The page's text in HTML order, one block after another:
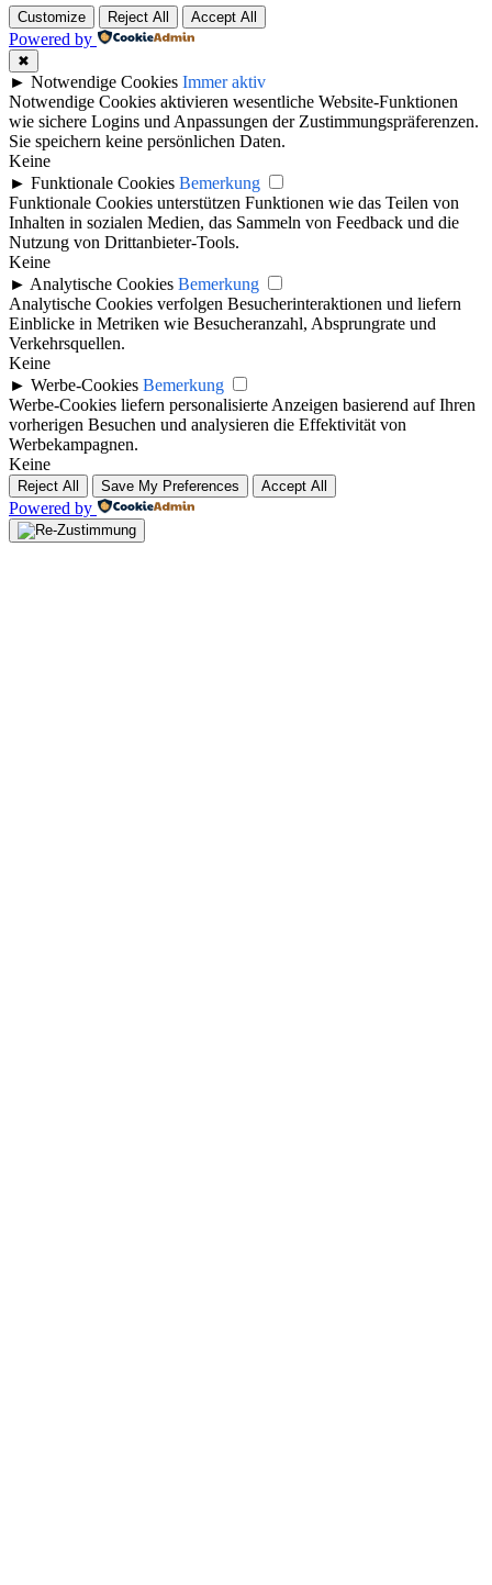
Customize Reject All Accept All
Powered by
✖
► Notwendige Cookies Immer aktiv
Notwendige Cookies aktivieren wesentliche Website-Funktionen
wie sichere Logins und Anpassungen der Zustimmungspräferenzen.
Sie speichern keine persönlichen Daten.
Keine
► Funktionale Cookies Bemerkung
Funktionale Cookies unterstützen Funktionen wie das Teilen von
Inhalten in sozialen Medien, das Sammeln von Feedback und die
Nutzung von Drittanbieter-Tools.
Keine
► Analytische Cookies Bemerkung
Analytische Cookies verfolgen Besucherinteraktionen und liefern
Einblicke in Metriken wie Besucheranzahl, Absprungrate und
Verkehrsquellen.
Keine
► Werbe-Cookies Bemerkung
Werbe-Cookies liefern personalisierte Anzeigen basierend auf Ihren
vorherigen Besuchen und analysieren die Effektivität von
Werbekampagnen.
Keine
Reject All Save My Preferences Accept All
Powered by